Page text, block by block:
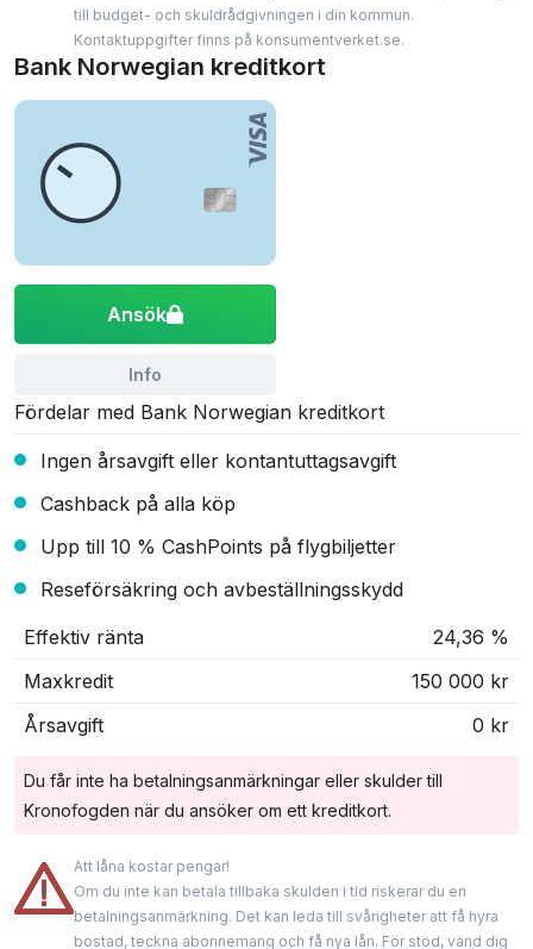
till budget- och skuldrådgivningen i din kommun.
Kontaktuppgifter finns på konsumentverket.se.
Bank Norwegian kreditkort
Ansök
Info
Fördelar med Bank Norwegian kreditkort
Ingen årsavgift eller kontantuttagsavgift
Cashback på alla köp
Upp till 10 % CashPoints på flygbiljetter
Reseförsäkring och avbeställningsskydd
Effektiv ränta
24,36 %
Maxkredit
150 000 kr
Årsavgift
0 kr
Du får inte ha betalningsanmärkningar eller skulder till
Kronofogden när du ansöker om ett kreditkort.
Att låna kostar pengar!
Om du inte kan betala tillbaka skulden i tid riskerar du en
betalningsanmärkning. Det kan leda till svårigheter att få hyra
bostad, teckna abonnemang och få nya lån. För stöd, vänd dig